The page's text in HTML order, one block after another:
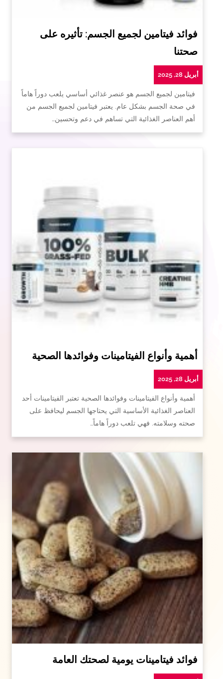
فوائد فيتامين لجميع الجسم: تأثيره على
صحتنا
أبريل 28, 2025
فيتامين لجميع الجسم هو عنصر غذائي أساسي يلعب دوراً هاماً
في صحة الجسم بشكل عام. يعتبر فيتامين لجميع الجسم من
أهم العناصر الغذائية التي تساهم في دعم وتحسين…
أهمية وأنواع الفيتامينات وفوائدها الصحية
أبريل 28, 2025
أهمية وأنواع الفيتامينات وفوائدها الصحية تعتبر الفيتامينات أحد
العناصر الغذائية الأساسية التي يحتاجها الجسم ليحافظ على
صحته وسلامته. فهي تلعب دوراً هاماً…
فوائد فيتامينات يومية لصحتك العامة